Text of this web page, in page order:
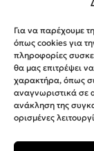
Για να παρέχουμε
όπως cookies για
πληροφορίες
θα μας επιτρέψει
χαρακτήρα, όπως
αναγνωριστικά σε
ανάκληση της
ορισμένες